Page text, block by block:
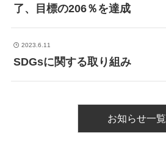
了、目標の206％を達成
2023.6.11
SDGsに関する取り組み
お知らせ一覧